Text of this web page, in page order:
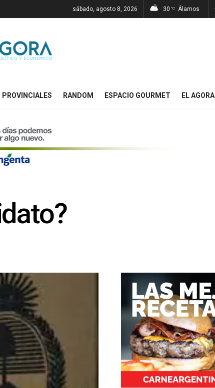
sábado, agosto 8, 2026 30 °C Álamos
PROVINCIALES RANDOM ESPACIO GOURMET EL AGORA